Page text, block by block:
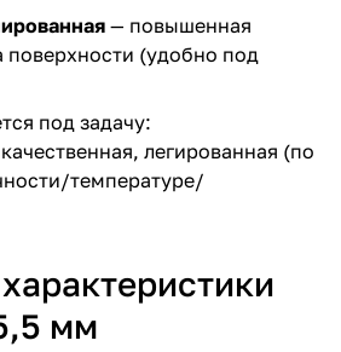
— повышенная
поверхности (удобно под
под задачу:
легированная (по
температуре/
мм